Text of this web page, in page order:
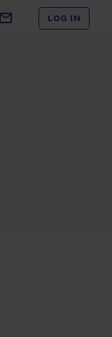
LOG IN